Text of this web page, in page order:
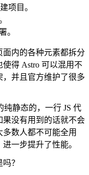
项目。
。
内的各种元素都拆分
得 Astro 可以混用不
，并且官方维护了很多
纯静态的，一行 JS 代
没有用到的话就不会
数人都不可能全用
一步提升了性能。
？